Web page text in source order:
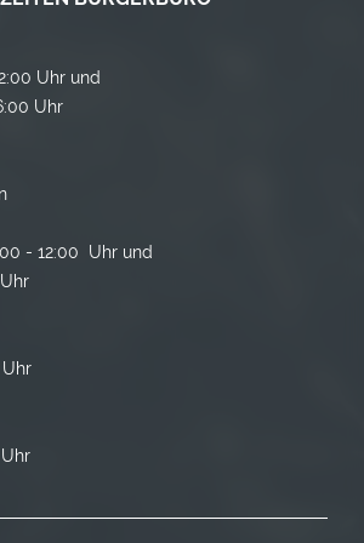
Uhr und
Uhr
- 12:00 Uhr und
Uhr
- 12:00 Uhr